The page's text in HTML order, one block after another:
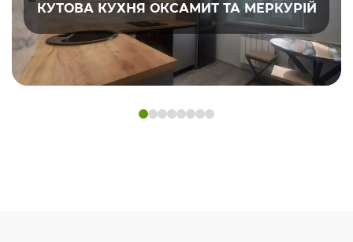
КУТОВА КУХНЯ ОКСАМИТ ТА МЕРКУРІЙ